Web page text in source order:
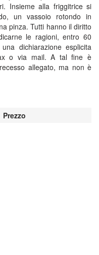
Insieme alla friggitrice si
un vassoio rotondo in
pinza. Tutti hanno il diritto
le ragioni, entro 60
dichiarazione esplicita
o via mail. A tal fine è
allegato, ma non è
Prezzo